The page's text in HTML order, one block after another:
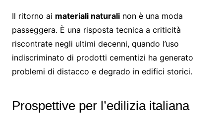
Il ritorno ai materiali naturalinon è una moda
passeggera. È una risposta tecnica a criticità
riscontrate negli ultimi decenni, quando l’uso
indiscriminato di prodotti cementizi ha generato
problemi di distacco e degrado in edifici storici.
Prospettive per l’edilizia italiana